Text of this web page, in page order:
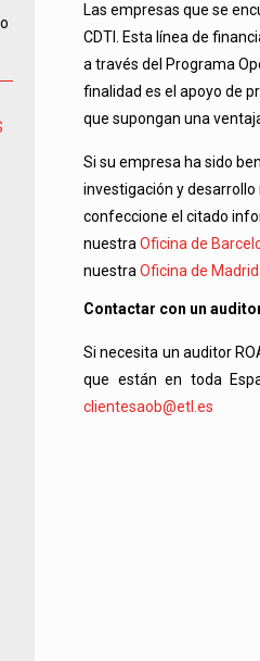
Las empresas que se
CDTI. Esta línea de
a través del Programa
finalidad es el apoyo de
que supongan una
Si su empresa ha sido
investigación y
confeccione el citado
nuestra Oficina de
nuestra Oficina de Madrid
Contactar con un
Si necesita un auditor
que están en toda
clientesaob@etl.es